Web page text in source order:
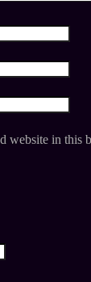
website in this